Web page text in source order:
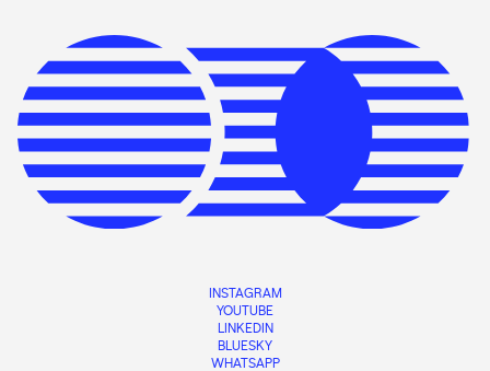
INSTAGRAM
YOUTUBE
LINKEDIN
BLUESKY
WHATSAPP